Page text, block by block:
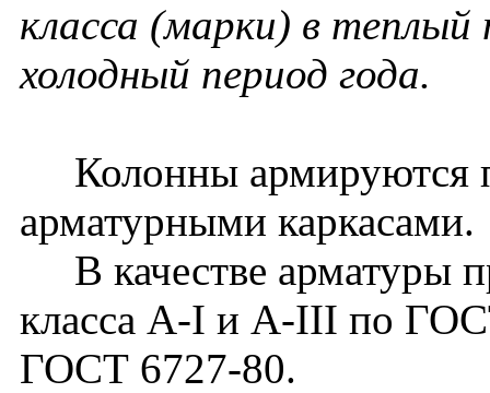
класса (марки) в теплый
холодный период года.
Колонны армируются
арматурными каркасами.
В качестве арматуры
класса A-I и A-III по
ГОСТ 6727-80.